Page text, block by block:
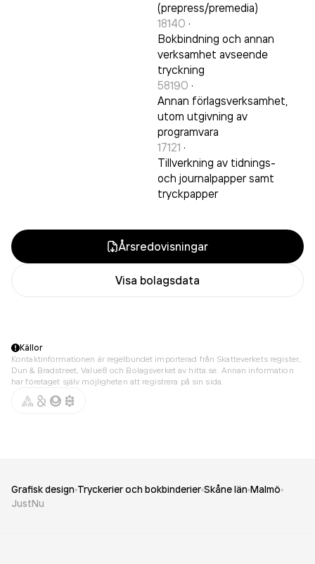
(prepress/premedia)
18140 ·
Bokbindning och annan
verksamhet avseende
tryckning
58190 ·
Annan förlagsverksamhet,
utom utgivning av
programvara
17121 ·
Tillverkning av tidnings-
och journalpapper samt
tryckpapper
Årsredovisningar
Visa bolagsdata
Källor
Kontaktinformationen är regelbundet importerad från Skatteverkets register,
Dun & Bradstreet, Value8 och Bolagsverket av hitta.se. Annan information
har företaget själv möjligheten att registrera på sin sida.
Grafisk design Tryckerier och bokbinderier Skåne län Malmö
JustNu